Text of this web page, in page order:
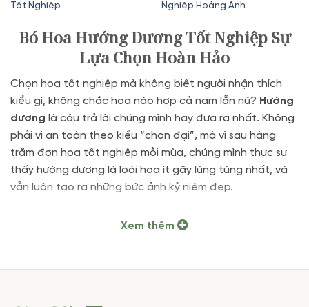
Tốt Nghiệplà:
550,000₫.
Nghiệp Hoàng Anh
là:
220,000₫.
Bó Hoa Hướng Dương Tốt Nghiệp Sự
Lựa Chọn Hoàn Hảo
Chọn hoa tốt nghiệp mà không biết người nhận thích
kiểu gì, không chắc hoa nào hợp cả nam lẫn nữ? Hướng
dương là câu trả lời chúng mình hay đưa ra nhất. Không
phải vì an toàn theo kiểu “chọn đại”, mà vì sau hàng
trăm đơn hoa tốt nghiệp mỗi mùa, chúng mình thực sự
thấy hướng dương là loài hoa ít gây lúng túng nhất, và
vẫn luôn tạo ra những bức ảnh kỷ niệm đẹp.
, bộ sưu tập
bó hoa hướng dương
1.000k, giao hỏa tốc trong2H nội thành TP.HCM.
Tại Sao Hướng Dương Là Lựa Chọn Hàng Đầu
Xem thêm